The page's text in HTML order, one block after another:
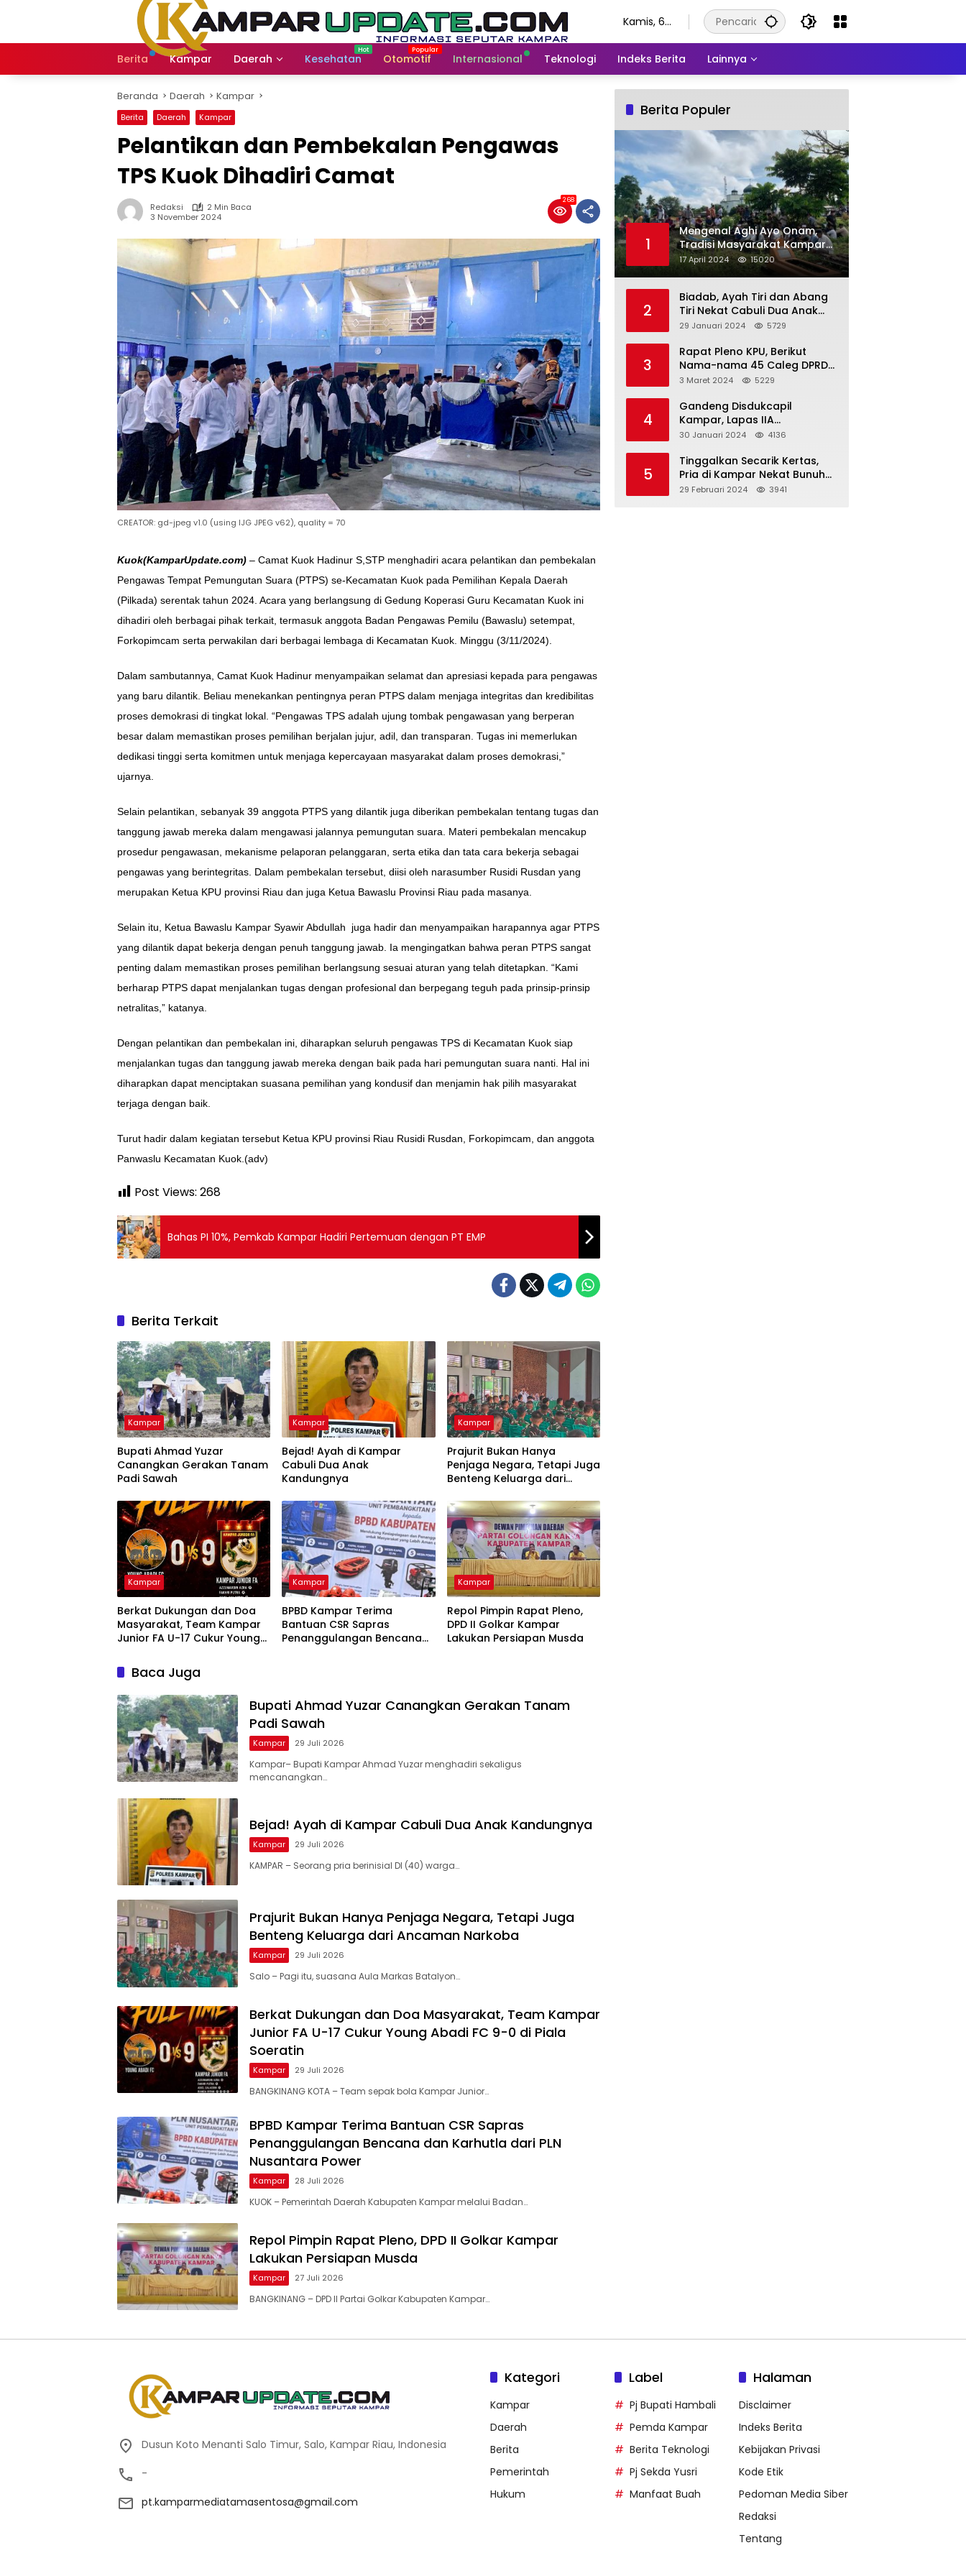
Kamis, 6
2026
Berita Kampar Daerah Kesehatan Otomotif Internasional Teknologi Indeks Berita Lainnya
Beranda Daerah Kampar
Berita Daerah Kampar
Pelantikan dan Pembekalan Pengawas
TPS Kuok Dihadiri Camat
Redaksi
2 Min Baca
3 November 2024
268
CREATOR: gd-jpeg v1.0 (using IJG JPEG v62), quality = 70
Kuok(KamparUpdate.com) – Camat Kuok Hadinur S,STP menghadiri acara pelantikan dan pembekalan
Pengawas Tempat Pemungutan Suara (PTPS) se-Kecamatan Kuok pada Pemilihan Kepala Daerah
(Pilkada) serentak tahun 2024. Acara yang berlangsung di Gedung Koperasi Guru Kecamatan Kuok ini
dihadiri oleh berbagai pihak terkait, termasuk anggota Badan Pengawas Pemilu (Bawaslu) setempat,
Forkopimcam serta perwakilan dari berbagai lembaga di Kecamatan Kuok. Minggu (3/11/2024).
Dalam sambutannya, Camat Kuok Hadinur menyampaikan selamat dan apresiasi kepada para pengawas
yang baru dilantik. Beliau menekankan pentingnya peran PTPS dalam menjaga integritas dan kredibilitas
proses demokrasi di tingkat lokal. “Pengawas TPS adalah ujung tombak pengawasan yang berperan
besar dalam memastikan proses pemilihan berjalan jujur, adil, dan transparan. Tugas ini memerlukan
dedikasi tinggi serta komitmen untuk menjaga kepercayaan masyarakat dalam proses demokrasi,”
ujarnya.
Selain pelantikan, sebanyak 39 anggota PTPS yang dilantik juga diberikan pembekalan tentang tugas dan
tanggung jawab mereka dalam mengawasi jalannya pemungutan suara. Materi pembekalan mencakup
prosedur pengawasan, mekanisme pelaporan pelanggaran, serta etika dan tata cara bekerja sebagai
pengawas yang berintegritas. Dalam pembekalan tersebut, diisi oleh narasumber Rusidi Rusdan yang
merupakan Ketua KPU provinsi Riau dan juga Ketua Bawaslu Provinsi Riau pada masanya.
Selain itu, Ketua Bawaslu Kampar Syawir Abdullah juga hadir dan menyampaikan harapannya agar PTPS
yang dilantik dapat bekerja dengan penuh tanggung jawab. Ia mengingatkan bahwa peran PTPS sangat
penting dalam memastikan proses pemilihan berlangsung sesuai aturan yang telah ditetapkan. “Kami
berharap PTPS dapat menjalankan tugas dengan profesional dan berpegang teguh pada prinsip-prinsip
netralitas,” katanya.
Dengan pelantikan dan pembekalan ini, diharapkan seluruh pengawas TPS di Kecamatan Kuok siap
menjalankan tugas dan tanggung jawab mereka dengan baik pada hari pemungutan suara nanti. Hal ini
diharapkan dapat menciptakan suasana pemilihan yang kondusif dan menjamin hak pilih masyarakat
terjaga dengan baik.
Turut hadir dalam kegiatan tersebut Ketua KPU provinsi Riau Rusidi Rusdan, Forkopimcam, dan anggota
Panwaslu Kecamatan Kuok.(adv)
Post Views: 268
Bahas PI 10%, Pemkab Kampar Hadiri Pertemuan dengan PT EMP
Berita Terkait
Kampar
Bupati Ahmad Yuzar
Canangkan Gerakan Tanam
Padi Sawah
Kampar
Bejad! Ayah di Kampar
Cabuli Dua Anak
Kandungnya
Kampar
Prajurit Bukan Hanya
Penjaga Negara, Tetapi Juga
Benteng Keluarga dari
Kampar
Berkat Dukungan dan Doa
Masyarakat, Team Kampar
Junior FA U-17 Cukur Young
Soeratin
Kampar
BPBD Kampar Terima
Bantuan CSR Sapras
Penanggulangan Bencana
Kampar
Repol Pimpin Rapat Pleno,
DPD II Golkar Kampar
Lakukan Persiapan Musda
Baca Juga
Bupati Ahmad Yuzar Canangkan Gerakan Tanam
Padi Sawah
Kampar 29 Juli 2026
Kampar– Bupati Kampar Ahmad Yuzar menghadiri sekaligus
mencanangkan…
Bejad! Ayah di Kampar Cabuli Dua Anak Kandungnya
Kampar 29 Juli 2026
KAMPAR – Seorang pria berinisial DI (40) warga…
Prajurit Bukan Hanya Penjaga Negara, Tetapi Juga
Benteng Keluarga dari Ancaman Narkoba
Kampar 29 Juli 2026
Salo – Pagi itu, suasana Aula Markas Batalyon…
Berkat Dukungan dan Doa Masyarakat, Team Kampar
Junior FA U-17 Cukur Young Abadi FC 9-0 di Piala
Soeratin
Kampar 29 Juli 2026
BANGKINANG KOTA – Team sepak bola Kampar Junior…
BPBD Kampar Terima Bantuan CSR Sapras
Penanggulangan Bencana dan Karhutla dari PLN
Nusantara Power
Kampar 28 Juli 2026
KUOK – Pemerintah Daerah Kabupaten Kampar melalui Badan…
Repol Pimpin Rapat Pleno, DPD II Golkar Kampar
Lakukan Persiapan Musda
Kampar 27 Juli 2026
BANGKINANG – DPD II Partai Golkar Kabupaten Kampar…
Berita Populer
1
Mengenal Aghi Ayo Onam,
Tradisi Masyarakat Kampar
Setelah Hari Raya Idul Fitri
17 April 2024 15020
2
Biadab, Ayah Tiri dan Abang
Tiri Nekat Cabuli Dua Anak
Dibawah Umur
29 Januari 2024 5729
3
Rapat Pleno KPU, Berikut
Nama-nama 45 Caleg DPRD
3 Maret 2024 5229
4
Gandeng Disdukcapil
Kampar, Lapas IIA
Bangkinang Lakukan
WBP
30 Januari 2024 4136
5
Tinggalkan Secarik Kertas,
Pria di Kampar Nekat Bunuh
Diri
29 Februari 2024 3941
Dusun Koto Menanti Salo Timur, Salo, Kampar Riau, Indonesia
-
pt.kamparmediatamasentosa@gmail.com
Kategori
Kampar
Daerah
Berita
Pemerintah
Hukum
Label
Pj Bupati Hambali
Pemda Kampar
Berita Teknologi
Pj Sekda Yusri
Manfaat Buah
Halaman
Disclaimer
Indeks Berita
Kebijakan Privasi
Kode Etik
Pedoman Media Siber
Redaksi
Tentang